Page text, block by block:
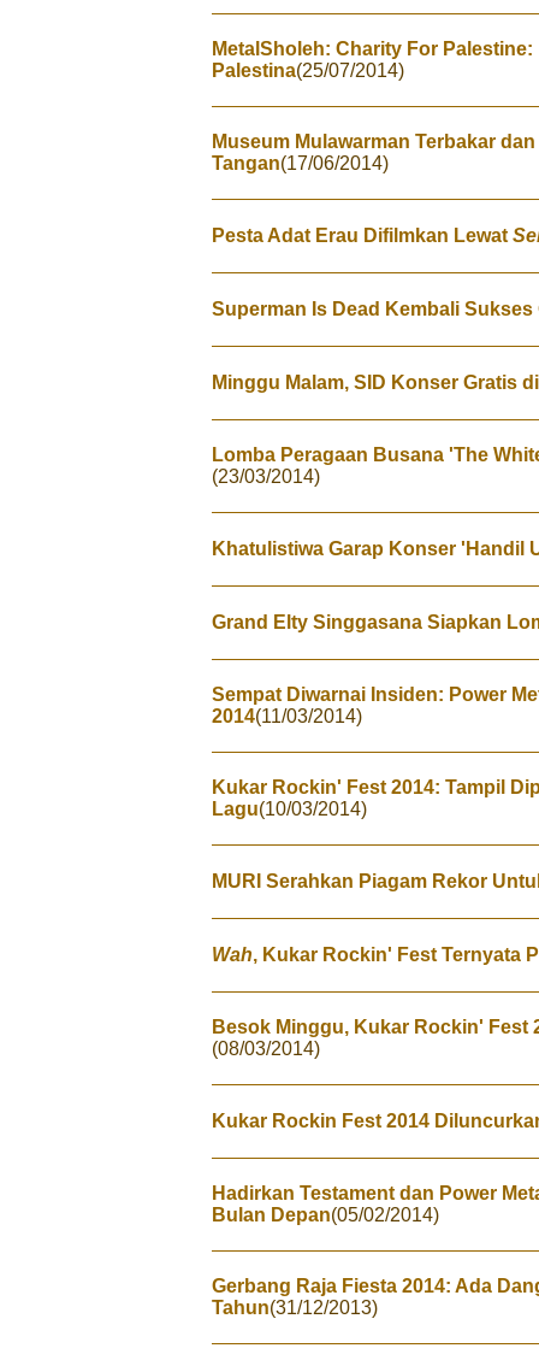
MetalSholeh: Charity For
Palestina(25/07/2014)
Museum Mulawarman Terbakar
Tangan(17/06/2014)
Pesta Adat Erau Difilmkan Lewat
Superman Is Dead Kembali
Minggu Malam, SID Konser Gratis
Lomba Peragaan Busana 'The
(23/03/2014)
Khatulistiwa Garap Konser 'Handil
Grand Elty Singgasana Siapkan
Sempat Diwarnai Insiden: Power
2014(11/03/2014)
Kukar Rockin' Fest 2014: Tampil
Lagu(10/03/2014)
MURI Serahkan Piagam Rekor
Wah, Kukar Rockin' Fest Ternyata
Besok Minggu, Kukar Rockin' Fest
(08/03/2014)
Kukar Rockin Fest 2014
Hadirkan Testament dan Power
Bulan Depan(05/02/2014)
Gerbang Raja Fiesta 2014: Ada
Tahun(31/12/2013)